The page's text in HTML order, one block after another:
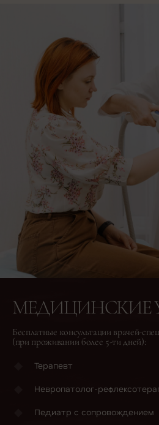
МЕДИЦИНСКИЕ
Бесплатные консультации врачей-
(при проживании более 5-ти дней):
Терапевт
Невропатолог-
Педиатр с сопровождением